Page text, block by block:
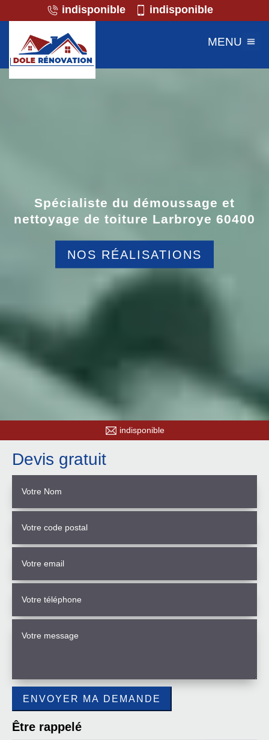
indisponible indisponible
MENU
Spécialiste du démoussage et
nettoyage de toiture Larbroye 60400
NOS RÉALISATIONS
indisponible
Devis gratuit
Être rappelé